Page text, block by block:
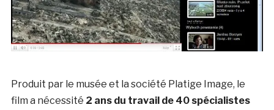
Produit par le musée et la société Platige Image, le
film a nécessité 2 ans du travail de 40 spécialistes